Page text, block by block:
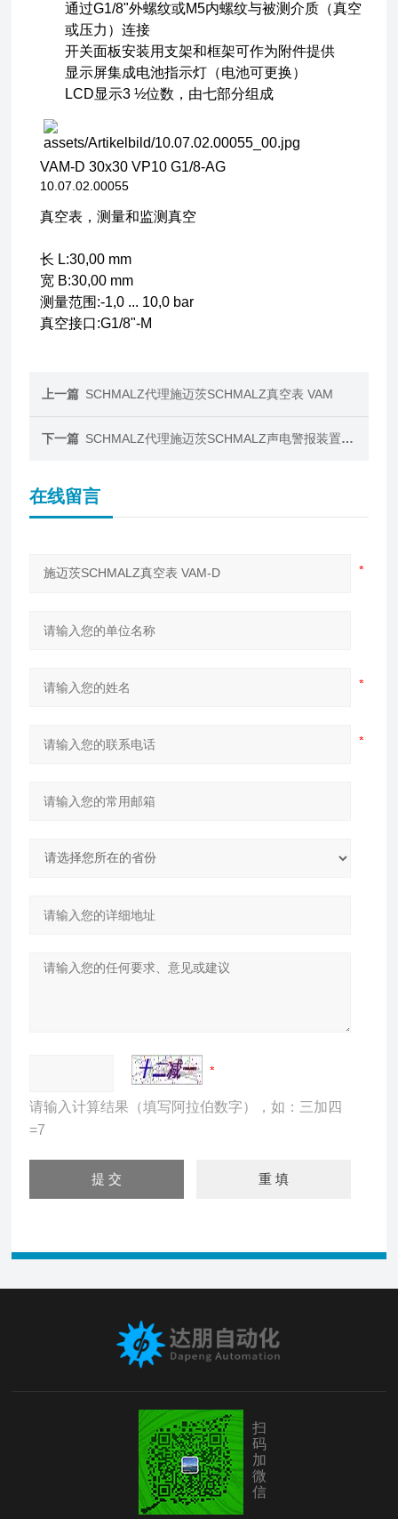
通过G1/8"外螺纹或M5内螺纹与被测介质（真空
或压力）连接
开关面板安装用支架和框架可作为附件提供
显示屏集成电池指示灯（电池可更换）
LCD显示3 ½位数，由七部分组成
VAM-D 30x30 VP10 G1/8-AG
10.07.02.00055
真空表，测量和监测真空
长 L:30,00 mm
宽 B:30,00 mm
测量范围:-1,0 ... 10,0 bar
真空接口:G1/8"-M
上一篇 SCHMALZ代理施迈茨SCHMALZ真空表 VAM
下一篇 SCHMALZ代理施迈茨SCHMALZ声电警报装置 WN-E
在线留言
请输入计算结果（填写阿拉伯数字），如：三加四
=7
扫
码
加
微
信